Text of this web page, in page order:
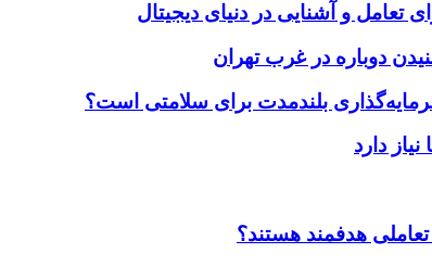
تعامل و آشنایی در دنیای دیجیتال
دوباره در غرب تهران
بلندمدت برای سلامتی است؟
تعاملی هدفمند هستند؟